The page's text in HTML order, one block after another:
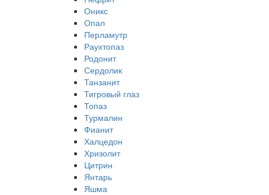
Оникс
Опал
Перламутр
Раухтопаз
Родонит
Сердолик
Танзанит
Тигровый глаз
Топаз
Турмалин
Фианит
Халцедон
Хризолит
Цитрин
Янтарь
Яшма